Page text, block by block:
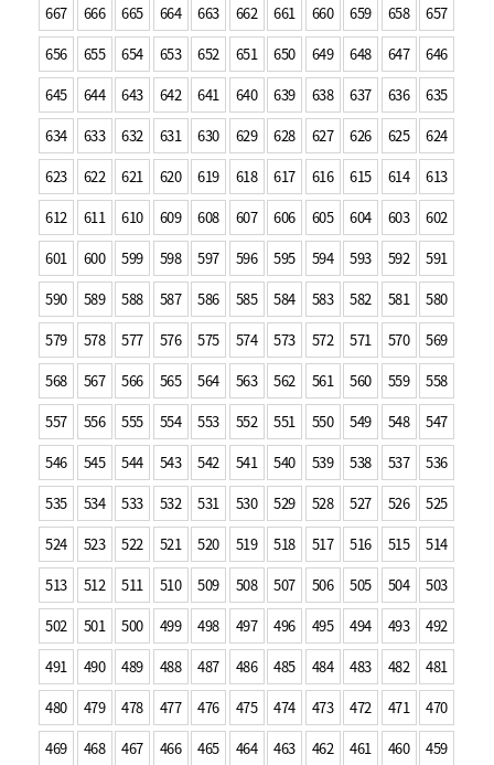
667
666 665 664 663 662 661 660 659 658
657
656
655 654 653 652 651 650 649 648 647
646
645
644 643 642 641 640 639 638 637 636
635
634
633 632 631 630 629 628 627 626 625
624
623
622 621 620 619 618 617 616 615 614
613
612
611 610 609 608 607 606 605 604 603
602
601
600 599 598 597 596 595 594 593 592
591
590
589 588 587 586 585 584 583 582 581
580
579
578 577 576 575 574 573 572 571 570
569
568
567 566 565 564 563 562 561 560 559
558
557
556 555 554 553 552 551 550 549 548
547
546
545 544 543 542 541 540 539 538 537
536
535
534 533 532 531 530 529 528 527 526
525
524
523 522 521 520 519 518 517 516 515
514
513
512 511 510 509 508 507 506 505 504
503
502
501 500 499 498 497 496 495 494 493
492
491
490 489 488 487 486 485 484 483 482
481
480
479 478 477 476 475 474 473 472 471
470
469
468 467 466 465 464 463 462 461 460
459